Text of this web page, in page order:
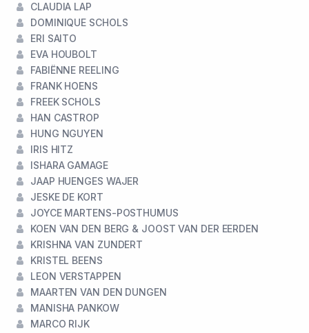
CLAUDIA LAP
DOMINIQUE SCHOLS
ERI SAITO
EVA HOUBOLT
FABIËNNE REELING
FRANK HOENS
FREEK SCHOLS
HAN CASTROP
HUNG NGUYEN
IRIS HITZ
ISHARA GAMAGE
JAAP HUENGES WAJER
JESKE DE KORT
JOYCE MARTENS-POSTHUMUS
KOEN VAN DEN BERG & JOOST VAN DER EERDEN
KRISHNA VAN ZUNDERT
KRISTEL BEENS
LEON VERSTAPPEN
MAARTEN VAN DEN DUNGEN
MANISHA PANKOW
MARCO RIJK